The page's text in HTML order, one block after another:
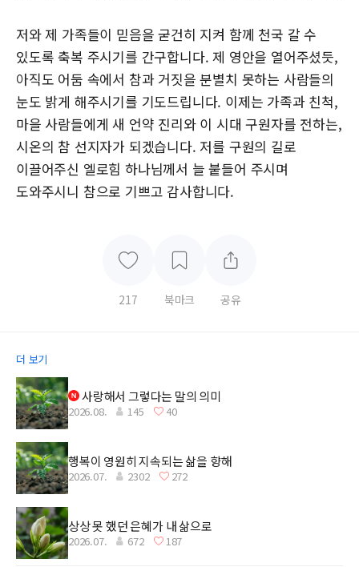
저와 제 가족들이 믿음을 굳건히 지켜 함께 천국 갈 수
있도록 축복 주시기를 간구합니다. 제 영안을 열어주셨듯,
아직도 어둠 속에서 참과 거짓을 분별치 못하는 사람들의
눈도 밝게 해주시기를 기도드립니다. 이제는 가족과 친척,
마을 사람들에게 새 언약 진리와 이 시대 구원자를 전하는,
시온의 참 선지자가 되겠습니다. 저를 구원의 길로
이끌어주신 엘로힘 하나님께서 늘 붙들어 주시며
도와주시니 참으로 기쁘고 감사합니다.
217 북마크 공유
더 보기
사랑해서 그렇다는 말의 의미
2026.08. 145 40
행복이 영원히 지속되는 삶을 향해
2026.07. 2302 272
상상 못 했던 은혜가 내 삶으로
2026.07. 672 187